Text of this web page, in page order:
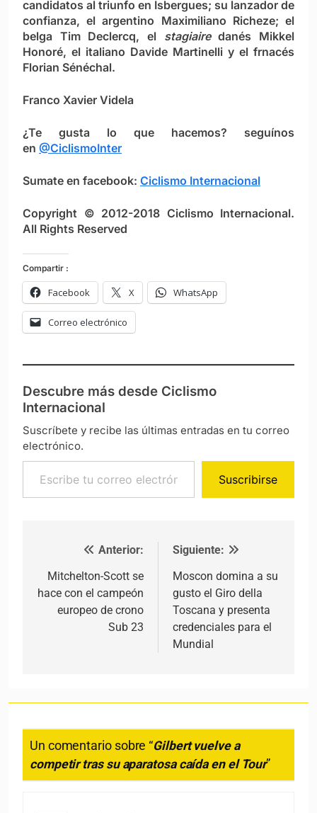
candidatos al triunfo en Isbergues; su lanzador de
confianza, el argentino Maximiliano Richeze; el
belga Tim Declercq, el stagiairedanés Mikkel
Honoré, el italiano Davide Martinelli y el frnacés
Florian Sénéchal.
Franco Xavier Videla
¿Te gusta lo que hacemos? seguínos
en @CiclismoInter
Sumate en facebook: Ciclismo Internacional
Copyright © 2012-2018 Ciclismo Internacional.
All Rights Reserved
Compartir :
Facebook X WhatsApp
Correo electrónico
Descubre más desde Ciclismo
Internacional
Suscríbete y recibe las últimas entradas en tu correo
electrónico.
Escribe tu correo electrónico…
Suscribirse
Navegación de entradas
Anterior:
Mitchelton-Scott se
hace con el campeón
europeo de crono
Sub 23
Siguiente:
Moscon domina a su
gusto el Giro della
Toscana y presenta
credenciales para el
Mundial
Un comentario sobre “Gilbert vuelve a
competir tras su aparatosa caída en el Tour”